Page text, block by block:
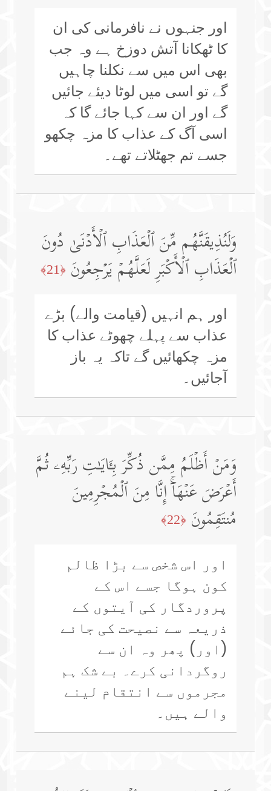
اور جنہوں نے نافرمانی کی ان
کا ٹھکانا آتش دوزخ ہے وہ جب
بھی اس میں سے نکلنا چاہیں
گے تو اسی میں لوٹا دیئے جائیں
گے اور ان سے کہا جائے گا کہ
اسی آگ کے عذاب کا مزہ چکھو
جسے تم جھٹلاتے تھے۔
وَلَنُذِیقَنَّهُم مِّنَ ٱلۡعَذَابِ ٱلۡأَدۡنَىٰ دُونَ
ٱلۡعَذَابِ ٱلۡأَكۡبَرِ لَعَلَّهُمۡ یَرۡجِعُونَ ﴿21﴾
اور ہم انہیں (قیامت والے) بڑے
عذاب سے پہلے چھوٹے عذاب کا
مزہ چکھائیں گے تاکہ یہ باز
آجائیں۔
وَمَنۡ أَظۡلَمُ مِمَّن ذُكِّرَ بِـَٔایَـٰتِ رَبِّهِۦ ثُمَّ
أَعۡرَضَ عَنۡهَاۤۚ إِنَّا مِنَ ٱلۡمُجۡرِمِینَ
مُنتَقِمُونَ ﴿22﴾
اور اس شخص سے بڑا ظالم
کون ہوگا جسے اس کے
پروردگار کی آیتوں کے
ذریعہ سے نصیحت کی جائے
(اور) پھر وہ ان سے
روگردانی کرے۔ بے شک ہم
مجرموں سے انتقام لینے
والے ہیں۔